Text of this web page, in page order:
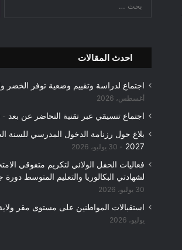
احدث المقالات
اجتماع لدراسة وتقييم وضعية توفر الخضر
أغسطس، 2026
اجتماع تنسيقي عبر تقنية التحاضر عن بعد
2027
30 يوليو، 2026
فعاليات الحفل الولائي لتكريم متفوقي
لشهادتي البكالوريا والتعليم المتوسط دورة
30 يوليو، 2026
استقبالات المواطنين على مستوى مقر
يوليو، 2026